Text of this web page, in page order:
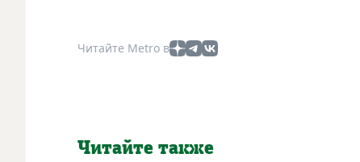
Читайте Metro в
Читайте также